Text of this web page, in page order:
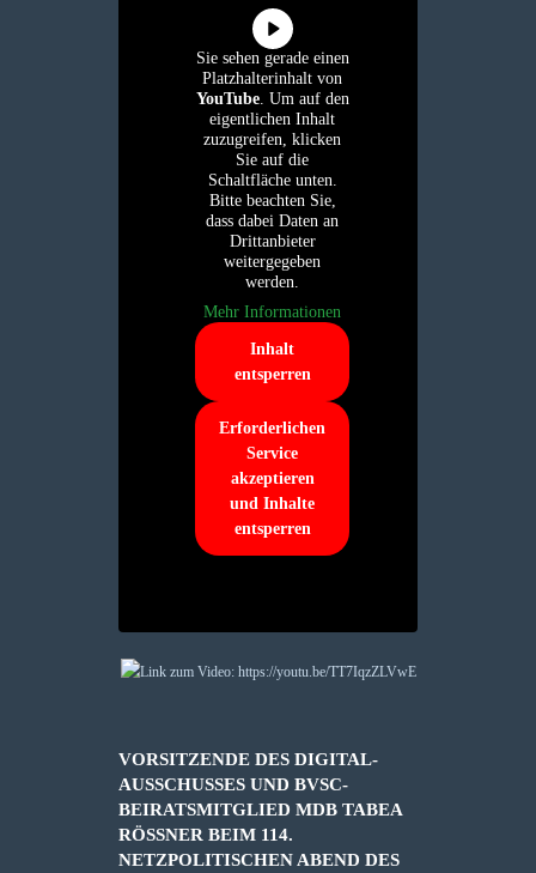
Sie sehen gerade einen
Platzhalterinhalt von
YouTube. Um auf den
eigentlichen Inhalt
zuzugreifen, klicken
Sie auf die
Schaltfläche unten.
Bitte beachten Sie,
dass dabei Daten an
Drittanbieter
weitergegeben
werden.
Mehr Informationen
Inhalt
entsperren
Erforderlichen
Service
akzeptieren
und Inhalte
entsperren
VORSITZENDE DES DIGITAL-
AUSSCHUSSES UND BVSC-
BEIRATSMITGLIED MDB TABEA
RÖSSNER BEIM 114. N
ETZPOLITISCHEN ABEND DES D